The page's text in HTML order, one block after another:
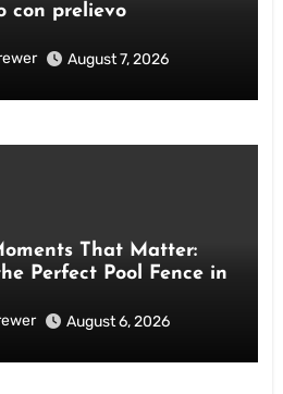
con prelievo
August 7, 2026
That Matter:
Perfect Pool Fence in
August 6, 2026